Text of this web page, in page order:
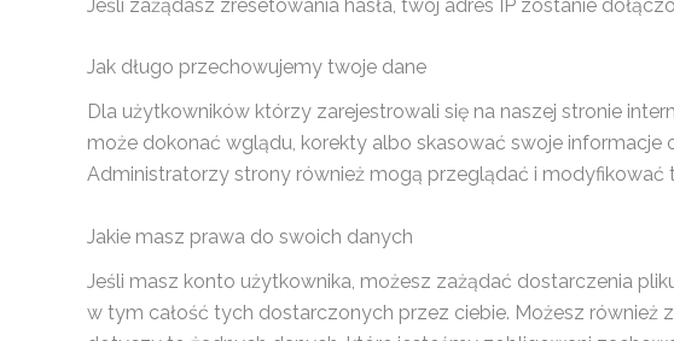
Jeśli zażądasz zresetowania hasła, twój adres IP zostanie
Jak długo przechowujemy twoje dane
Dla użytkowników którzy zarejestrowali się na naszej stronie
może dokonać wglądu, korekty albo skasować swoje
Administratorzy strony również mogą przeglądać i modyfikować
Jakie masz prawa do swoich danych
Jeśli masz konto użytkownika, możesz zażądać dostarczenia
w tym całość tych dostarczonych przez ciebie. Możesz również